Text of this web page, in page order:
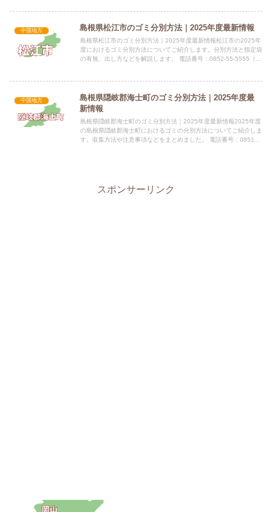
中国地方 島根県松江市のゴミ分別方法｜2025年度最新情報
島根県松江市のゴミ分別方法｜2025年度最新情報松江市の2025年
度におけるゴミ分別方法についてご紹介します。分別方法と指定袋
の有無、出し方などを解説します。 電話番号：0852-55-5555（代
中国地方
島根県隠岐郡海士町のゴミ分別方法｜2025年度最
新情報
島根県隠岐郡海士町のゴミ分別方法｜2025年度最新情報2025年度
の島根県隠岐郡海士町におけるゴミの分別方法についてご紹介しま
す。収集方法や注意事項などをまとめました。 電話番号：08514-
スポンサーリンク